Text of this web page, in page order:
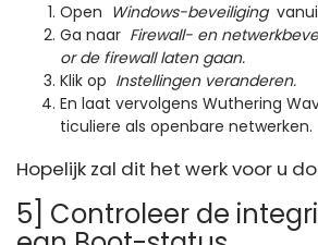
Open Windows-beveiliging
Ga naar Firewall- en
or de firewall laten gaan.
Klik op Instellingen veranderen.
En laat vervolgens Wuthering
ticuliere als openbare netwerken.
Hopelijk zal dit het werk voor u
5] Controleer de